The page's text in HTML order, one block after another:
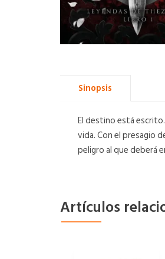
Sinopsis
El destino está
vida. Con el presagio
peligro al que deberá
Artículos